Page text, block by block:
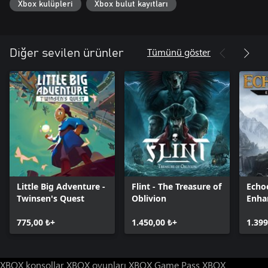
oyun müziğinin eşlik ettiği muhteşem, el yapımı bir dünyanın
Xbox kulüpleri Xbox bulut kayıtları
Diğer sevilen ürünler Tümünü göster
Little Big Adventure -
Twinsen's Quest
775,00 ₺+
Flint - The Treasure of
Oblivion
1.450,00 ₺+
XBOX konsollarXBOX oyunları XBOX Game Pass XBOX